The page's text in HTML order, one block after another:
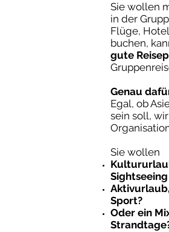
Sie wollen
in der
Flüge,
buchen,
gute
Genau
Egal, ob
sein soll,
Sie wollen
Sport?
Oder ein